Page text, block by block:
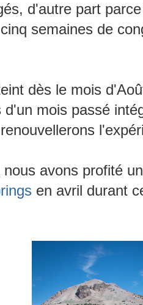
d'autre part
semaines de
dès le mois
d'un mois passé
avons profité
en avril durant